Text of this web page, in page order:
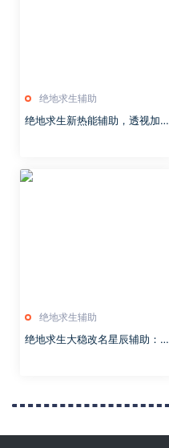
绝地求生辅助
绝地求生新热能辅助，透视加自
绝地求生辅助
绝地求生大稳改名星辰辅助：打